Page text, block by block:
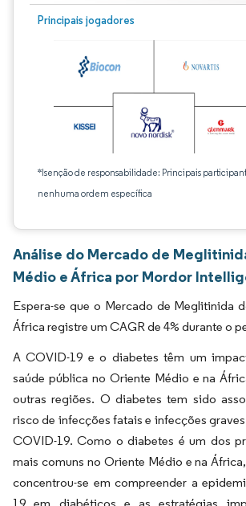
Principais jogadores
*Isenção de responsabilidade: Principais
nenhuma ordem específica
Análise do Mercado de
Médio e África por Mordor
Espera-se que o Mercado de Meglitinida
África registre um CAGR de 4% durante o
A COVID-19 e o diabetes têm um
saúde pública no Oriente Médio e na
outras regiões. O diabetes tem sido
risco de infecções fatais e infecções
COVID-19. Como o diabetes é um dos
mais comuns no Oriente Médio e na
concentrou-se em compreender a